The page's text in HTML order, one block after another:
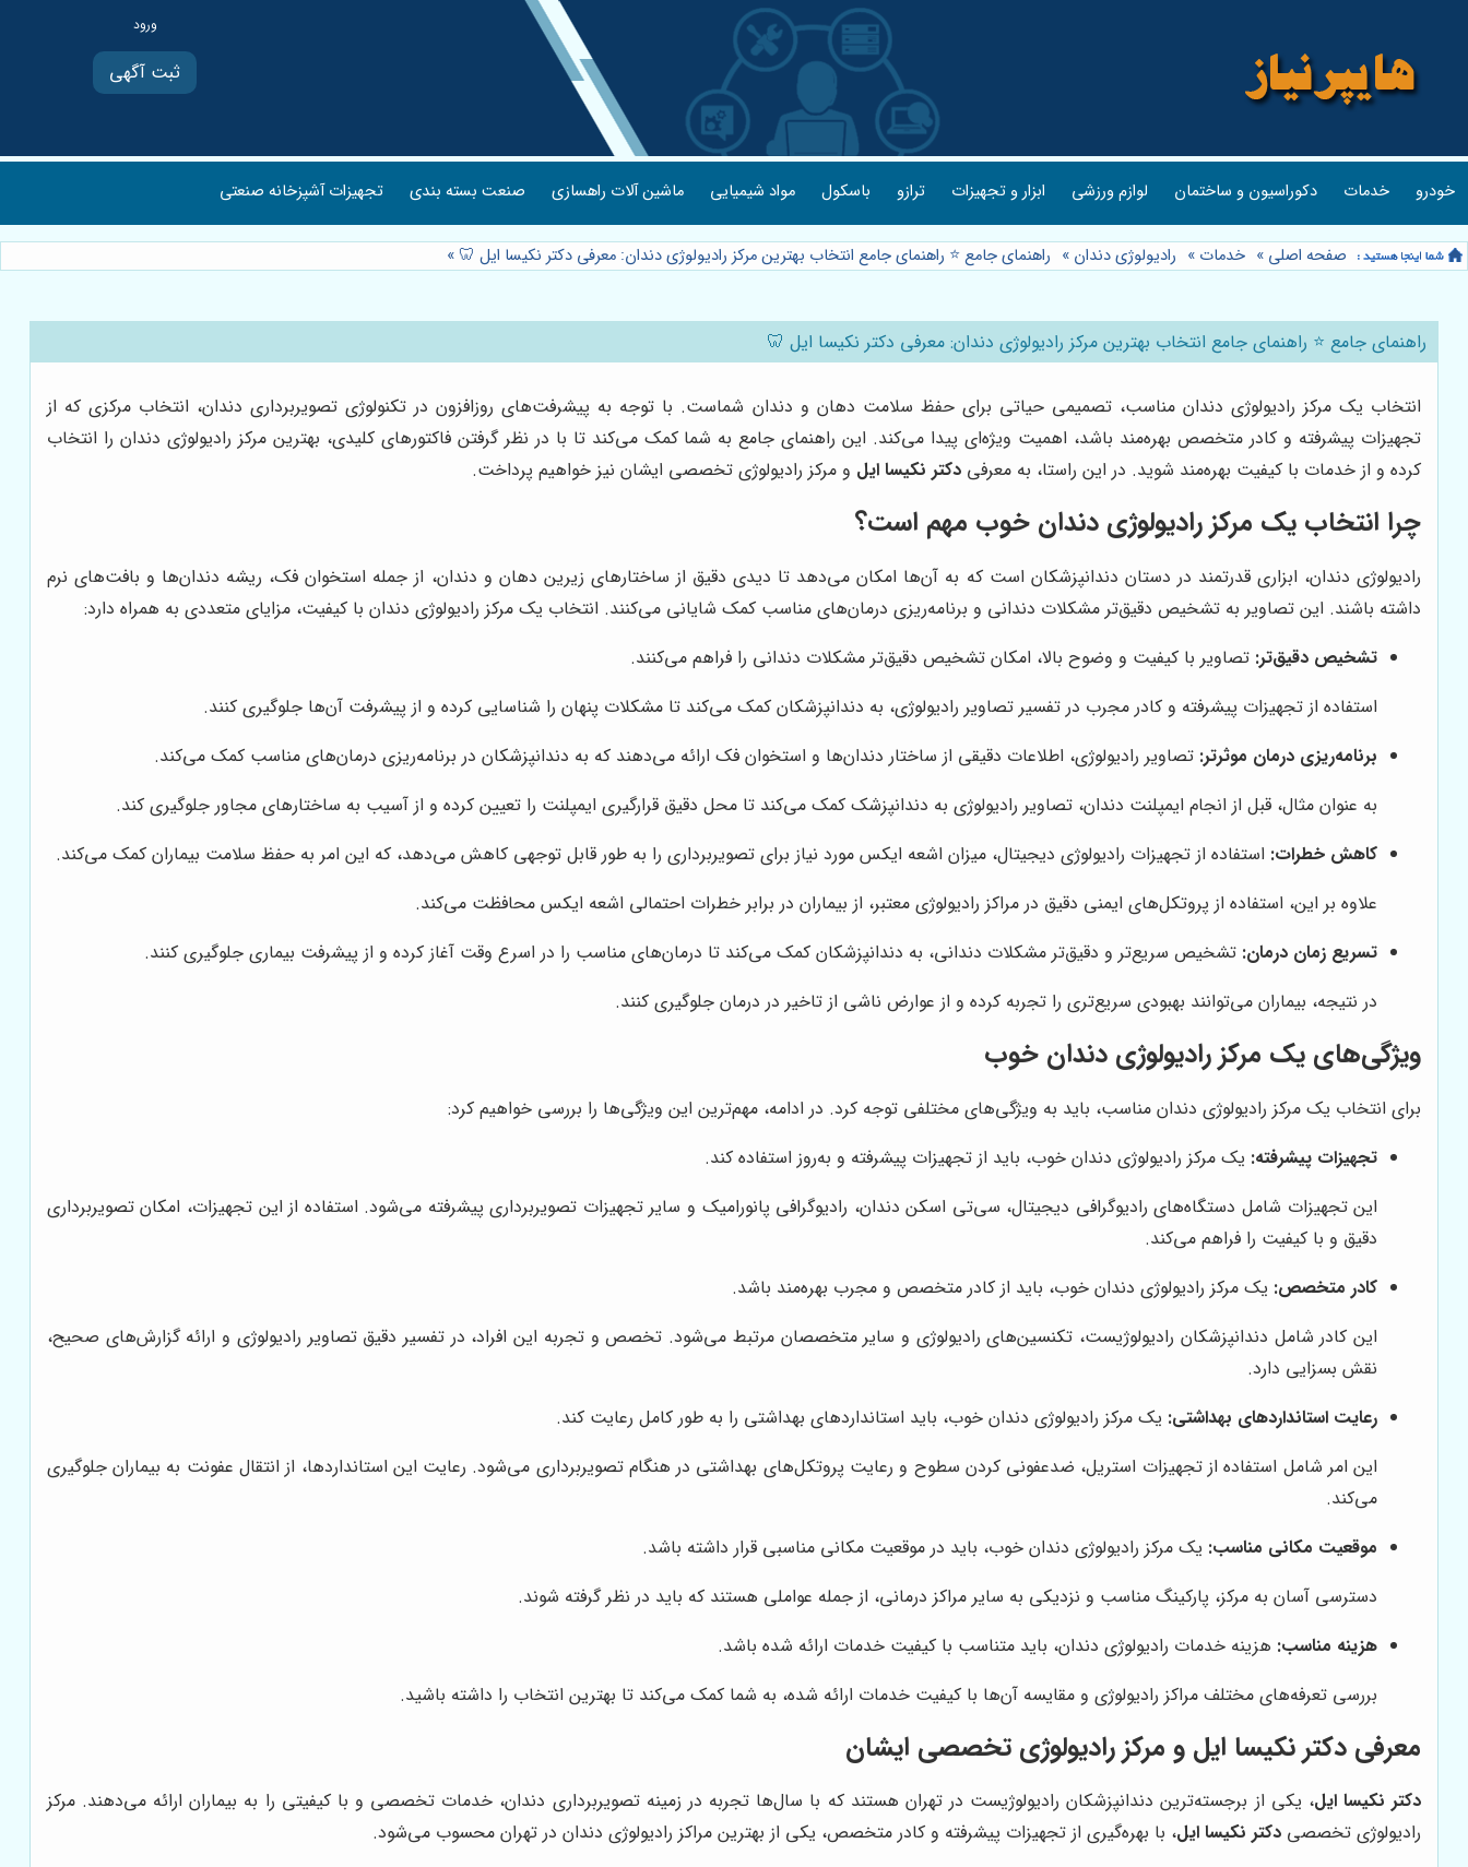
ثبت آگهی
خودرو خدمات دکوراسیون و ساختمان لوازم ورزشی ابزار و تجهیزات ترازو باسکول مواد شیمیایی ماشین آلات راهسازی صنعت بسته بندی تجهیزات آشپزخانه صنعتی
صفحه اصلی » خدمات » رادیولوژی دندان » راهنمای جامع ⭐️ راهنمای جامع انتخاب بهترین مرکز رادیولوژی دندان: معرفی دکتر نکیسا ایل 🦷 »
راهنمای جامع ⭐️ راهنمای جامع انتخاب بهترین مرکز رادیولوژی دندان: معرفی دکتر نکیسا ایل 🦷
انتخاب یک مرکز رادیولوژی دندان مناسب، تصمیمی حیاتی برای حفظ سلامت دهان و دندان شماست. با توجه به پیشرفت‌های روزافزون در تکنولوژی تصویربرداری دندان، انتخاب مرکزی که از
تجهیزات پیشرفته و کادر متخصص بهره‌مند باشد، اهمیت ویژه‌ای پیدا می‌کند. این راهنمای جامع به شما کمک می‌کند تا با در نظر گرفتن فاکتورهای کلیدی، بهترین مرکز رادیولوژی دندان را انتخاب
کرده و از خدمات با کیفیت بهره‌مند شوید. در این راستا، به معرفی دکتر نکیسا ایل و مرکز رادیولوژی تخصصی ایشان نیز خواهیم پرداخت.
چرا انتخاب یک مرکز رادیولوژی دندان خوب مهم است؟
رادیولوژی دندان، ابزاری قدرتمند در دستان دندانپزشکان است که به آن‌ها امکان می‌دهد تا دیدی دقیق از ساختارهای زیرین دهان و دندان، از جمله استخوان فک، ریشه دندان‌ها و بافت‌های نرم
داشته باشند. این تصاویر به تشخیص دقیق‌تر مشکلات دندانی و برنامه‌ریزی درمان‌های مناسب کمک شایانی می‌کنند. انتخاب یک مرکز رادیولوژی دندان با کیفیت، مزایای متعددی به همراه دارد:
تشخیص دقیق‌تر: تصاویر با کیفیت و وضوح بالا، امکان تشخیص دقیق‌تر مشکلات دندانی را فراهم می‌کنند.
استفاده از تجهیزات پیشرفته و کادر مجرب در تفسیر تصاویر رادیولوژی، به دندانپزشکان کمک می‌کند تا مشکلات پنهان را شناسایی کرده و از پیشرفت آن‌ها جلوگیری کنند.
برنامه‌ریزی درمان موثرتر: تصاویر رادیولوژی، اطلاعات دقیقی از ساختار دندان‌ها و استخوان فک ارائه می‌دهند که به دندانپزشکان در برنامه‌ریزی درمان‌های مناسب کمک می‌کند.
به عنوان مثال، قبل از انجام ایمپلنت دندان، تصاویر رادیولوژی به دندانپزشک کمک می‌کند تا محل دقیق قرارگیری ایمپلنت را تعیین کرده و از آسیب به ساختارهای مجاور جلوگیری کند.
کاهش خطرات: استفاده از تجهیزات رادیولوژی دیجیتال، میزان اشعه ایکس مورد نیاز برای تصویربرداری را به طور قابل توجهی کاهش می‌دهد، که این امر به حفظ سلامت بیماران کمک می‌کند.
علاوه بر این، استفاده از پروتکل‌های ایمنی دقیق در مراکز رادیولوژی معتبر، از بیماران در برابر خطرات احتمالی اشعه ایکس محافظت می‌کند.
تسریع زمان درمان: تشخیص سریع‌تر و دقیق‌تر مشکلات دندانی، به دندانپزشکان کمک می‌کند تا درمان‌های مناسب را در اسرع وقت آغاز کرده و از پیشرفت بیماری جلوگیری کنند.
در نتیجه، بیماران می‌توانند بهبودی سریع‌تری را تجربه کرده و از عوارض ناشی از تاخیر در درمان جلوگیری کنند.
ویژگی‌های یک مرکز رادیولوژی دندان خوب
برای انتخاب یک مرکز رادیولوژی دندان مناسب، باید به ویژگی‌های مختلفی توجه کرد. در ادامه، مهم‌ترین این ویژگی‌ها را بررسی خواهیم کرد:
تجهیزات پیشرفته: یک مرکز رادیولوژی دندان خوب، باید از تجهیزات پیشرفته و به‌روز استفاده کند.
این تجهیزات شامل دستگاه‌های رادیوگرافی دیجیتال، سی‌تی اسکن دندان، رادیوگرافی پانورامیک و سایر تجهیزات تصویربرداری پیشرفته می‌شود. استفاده از این تجهیزات، امکان تصویربرداری
دقیق و با کیفیت را فراهم می‌کند.
کادر متخصص: یک مرکز رادیولوژی دندان خوب، باید از کادر متخصص و مجرب بهره‌مند باشد.
این کادر شامل دندانپزشکان رادیولوژیست، تکنسین‌های رادیولوژی و سایر متخصصان مرتبط می‌شود. تخصص و تجربه این افراد، در تفسیر دقیق تصاویر رادیولوژی و ارائه گزارش‌های صحیح،
نقش بسزایی دارد.
رعایت استانداردهای بهداشتی: یک مرکز رادیولوژی دندان خوب، باید استانداردهای بهداشتی را به طور کامل رعایت کند.
این امر شامل استفاده از تجهیزات استریل، ضدعفونی کردن سطوح و رعایت پروتکل‌های بهداشتی در هنگام تصویربرداری می‌شود. رعایت این استانداردها، از انتقال عفونت به بیماران جلوگیری
می‌کند.
موقعیت مکانی مناسب: یک مرکز رادیولوژی دندان خوب، باید در موقعیت مکانی مناسبی قرار داشته باشد.
دسترسی آسان به مرکز، پارکینگ مناسب و نزدیکی به سایر مراکز درمانی، از جمله عواملی هستند که باید در نظر گرفته شوند.
هزینه مناسب: هزینه خدمات رادیولوژی دندان، باید متناسب با کیفیت خدمات ارائه شده باشد.
بررسی تعرفه‌های مختلف مراکز رادیولوژی و مقایسه آن‌ها با کیفیت خدمات ارائه شده، به شما کمک می‌کند تا بهترین انتخاب را داشته باشید.
معرفی دکتر نکیسا ایل و مرکز رادیولوژی تخصصی ایشان
دکتر نکیسا ایل، یکی از برجسته‌ترین دندانپزشکان رادیولوژیست در تهران هستند که با سال‌ها تجربه در زمینه تصویربرداری دندان، خدمات تخصصی و با کیفیتی را به بیماران ارائه می‌دهند. مرکز
رادیولوژی تخصصی دکتر نکیسا ایل، با بهره‌گیری از تجهیزات پیشرفته و کادر متخصص، یکی از بهترین مراکز رادیولوژی دندان در تهران محسوب می‌شود.